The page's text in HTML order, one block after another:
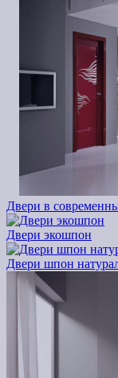
Двери в
Двери экошпон
Двери шпон